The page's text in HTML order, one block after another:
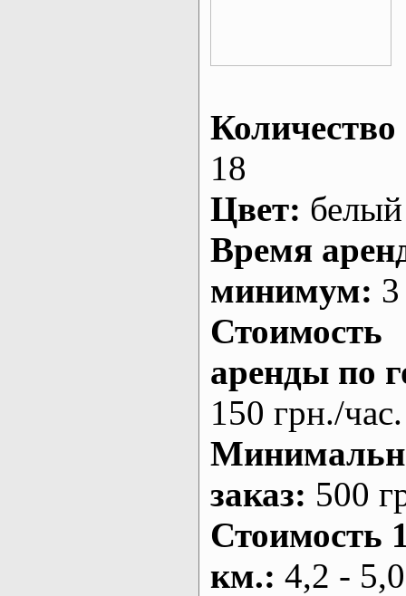
Количество
18
Цвет: белый
Время
минимум:
Стоимость
аренды по
150 грн./час.
заказ: 500
Стоимость
км.: 4,2 -